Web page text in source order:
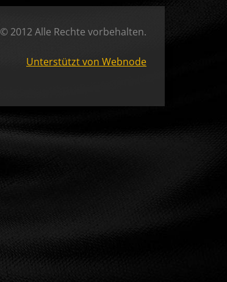
© 2012 Alle Rechte vorbehalten.
Unterstützt von Webnode